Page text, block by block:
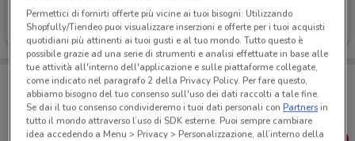
Deutsche Bank
Scade il 31/08 922 m
Porta DoveConviene sempre con te!
Puoi trovare le migliori offerte dei negozi vicino a te,
salvarle e creare la tua lista del risparmio, comodamente
dal tuo cellulare.
Permettici di fornirti offerte più vicine ai tuoi bisogni: Utilizzando
Shopfully/Tiendeo puoi visualizzare inserzioni e offerte per i tuoi acquisti
quotidiani più attinenti ai tuoi gusti e al tuo mondo. Tutto questo è
possibile grazie ad una serie di strumenti e analisi effettuate in base alle
tue attività all'interno dell'applicazione e sulle piattaforme collegate,
come indicato nel paragrafo 2 della Privacy Policy. Per fare questo,
abbiamo bisogno del tuo consenso sull'uso dei dati raccolti a tale fine.
Se dai il tuo consenso condivideremo i tuoi dati personali conPartnersin
tutto il mondo attraverso l’uso di SDK esterne. Puoi sempre cambiare
idea accedendo a Menu > Privacy > Personalizzazione, all’interno della